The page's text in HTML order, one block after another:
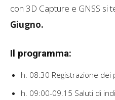
con 3D Capture e GNSS si
Giugno.
Il programma:
h. 08:30 Registrazione dei
h. 09:00-09.15 Saluti di